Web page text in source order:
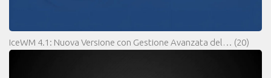
IceWM 4.1: Nuova Versione con Gestione Avanzata del… (20)